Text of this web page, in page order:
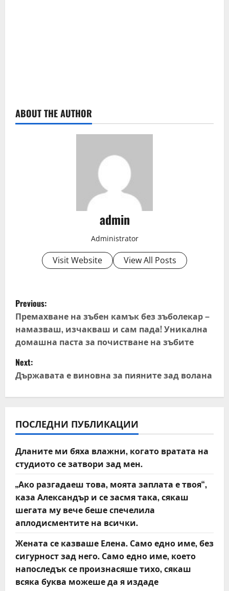
ABOUT THE AUTHOR
admin
Administrator
Visit Website View All Posts
P
o
s
t
n
v
i
g
a
t
i
o
n
Previous:
Премахване на зъбен камък без зъболекар –
намазваш, изчакваш и сам пада! Уникална
домашна паста за почистване на зъбите
Next:
Държавата е виновна за пияните зад волана
ПОСЛЕДНИ ПУБЛИКАЦИИ
Дланите ми бяха влажни, когато вратата на
студиото се затвори зад мен.
„Ако разгадаеш това, моята заплата е твоя“,
каза Александър и се засмя така, сякаш
шегата му вече беше спечелила
аплодисментите на всички.
Жената се казваше Елена. Само едно име, без
сигурност зад него. Само едно име, което
напоследък се произнасяше тихо, сякаш
всяка буква можеше да я издаде